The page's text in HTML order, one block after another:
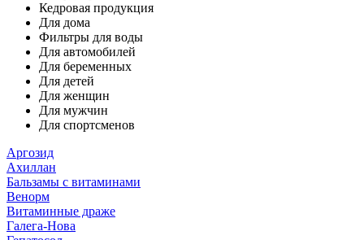
Кедровая продукция
Для дома
Фильтры для воды
Для автомобилей
Для беременных
Для детей
Для женщин
Для мужчин
Для спортсменов
Аргозид
Ахиллан
Бальзамы с витаминами
Венорм
Витаминные драже
Галега-Нова